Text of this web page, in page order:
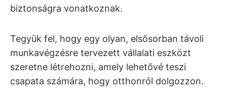
biztonságra vonatkoznak.
Tegyük fel, hogy egy olyan, elsősorban távoli
munkavégzésre tervezett vállalati eszközt
szeretne létrehozni, amely lehetővé teszi
csapata számára, hogy otthonról dolgozzon.